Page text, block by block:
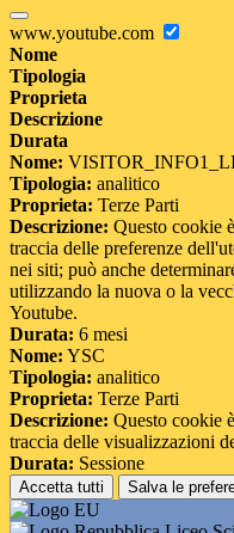
www.youtube.com
Nome
Tipologia
Proprieta
Descrizione
Durata
Nome:
Tipologia: analitico
Proprieta: Terze Parti
Descrizione: Questo cookie
traccia delle preferenze
nei siti; può anche
utilizzando la nuova o la
Youtube.
Durata: 6 mesi
Nome: YSC
Tipologia: analitico
Proprieta: Terze Parti
Descrizione: Questo cookie
traccia delle visualizzazioni
Durata: Sessione
Accetta tutti Salva le